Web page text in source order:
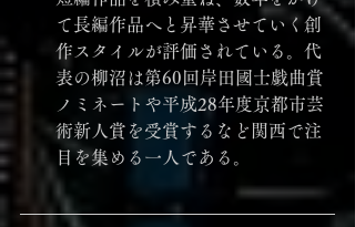
て長編作品へと昇華させていく創
作スタイルが評価されている。代
表の柳沼は第60回岸田國士戯曲賞
ノミネートや平成28年度京都市芸
術新人賞を受賞するなど関西で注
目を集める一人である。